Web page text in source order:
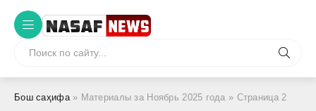
Бош саҳифа» Материалы за Ноябрь 2025 года » Страница 2